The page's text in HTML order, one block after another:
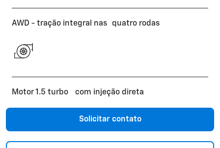
AWD - tração integral nas quatro rodas
Motor 1.5 turbo com injeção direta
Solicitar contato